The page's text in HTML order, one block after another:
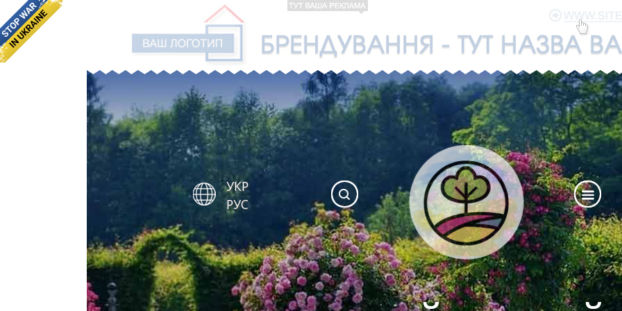
УКР
РУС